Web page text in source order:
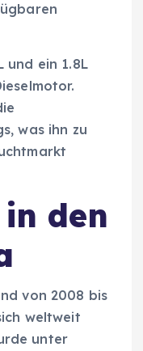
und ein 1.8L
was ihn zu
den
von 2008 bis
weltweit
unter